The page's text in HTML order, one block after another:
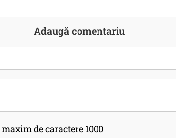
Adaugă comentariu
de caractere 1000